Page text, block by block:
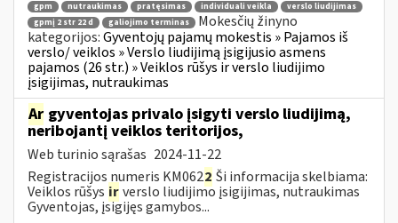
gpm nutraukimas pratęsimas individuali veikla
verslo liudijimas
gpmį 2 str 22 d
galiojimo terminas
Mokesčių žinyno
kategorijos:Gyventojų pajamų mokestis » Pajamos iš
verslo/ veiklos » Verslo liudijimą įsigijusio asmens
pajamos (26 str.) » Veiklos rūšys ir verslo liudijimo
įsigijimas, nutraukimas
Ar gyventojas privalo įsigyti verslo liudijimą,
neribojantį veiklos teritorijos,
Web turinio sąrašas 2024-11-22
Registracijos numeris KM0622 Ši informacija skelbiama:
Veiklos rūšys irverslo liudijimo įsigijimas, nutraukimas
Gyventojas, įsigijęs gamybos...